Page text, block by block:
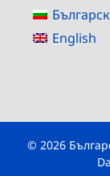
English
© 2026